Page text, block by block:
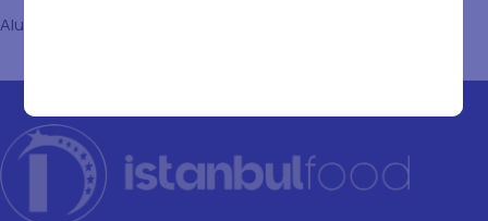
Aluminium